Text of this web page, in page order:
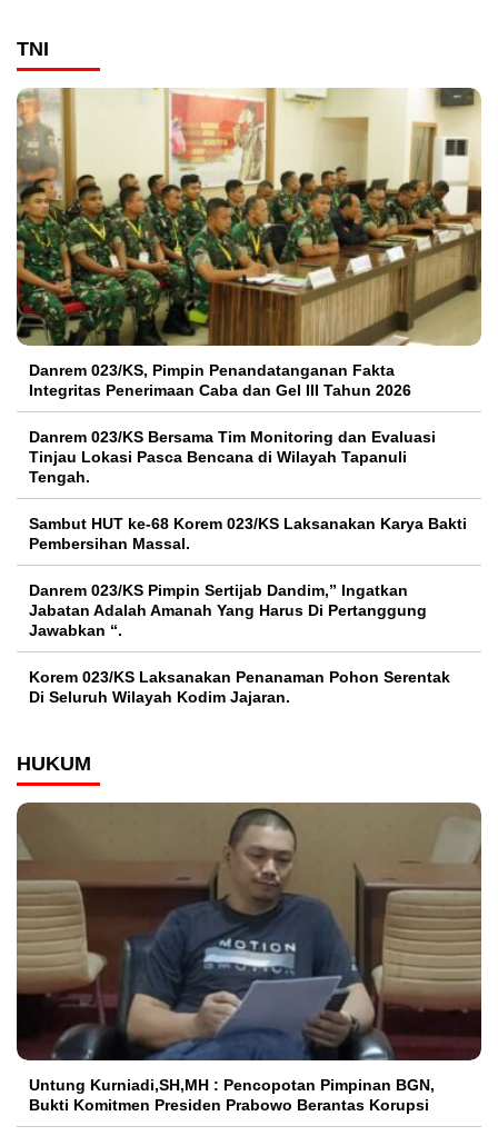
TNI
Danrem 023/KS, Pimpin Penandatanganan Fakta
Integritas Penerimaan Caba dan Gel III Tahun 2026
Danrem 023/KS Bersama Tim Monitoring dan Evaluasi
Tinjau Lokasi Pasca Bencana di Wilayah Tapanuli
Tengah.
Sambut HUT ke-68 Korem 023/KS Laksanakan Karya Bakti
Pembersihan Massal.
Danrem 023/KS Pimpin Sertijab Dandim,” Ingatkan
Jabatan Adalah Amanah Yang Harus Di Pertanggung
Jawabkan “.
Korem 023/KS Laksanakan Penanaman Pohon Serentak
Di Seluruh Wilayah Kodim Jajaran.
HUKUM
Untung Kurniadi,SH,MH : Pencopotan Pimpinan BGN,
Bukti Komitmen Presiden Prabowo Berantas Korupsi